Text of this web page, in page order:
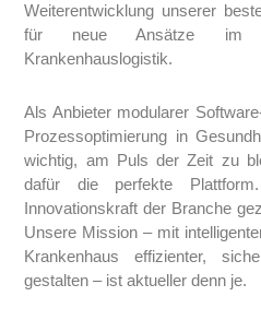
Weiterentwicklung unserer
für neue Ansätze im
Krankenhauslogistik.
Als Anbieter modularer
Prozessoptimierung in
wichtig, am Puls der Zeit zu
dafür die perfekte
Innovationskraft der Branche
Unsere Mission – mit
Krankenhaus effizienter,
gestalten – ist aktueller denn je.